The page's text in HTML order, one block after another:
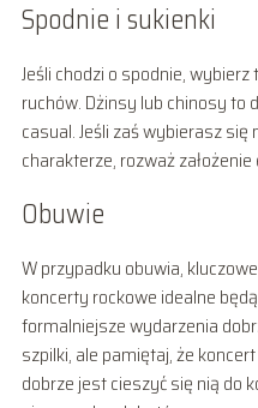
Spodnie i sukienki
Jeśli chodzi o spodnie,
ruchów. Dżinsy lub chinosy
casual. Jeśli zaś wybierasz
charakterze, rozważ
Obuwie
W przypadku obuwia,
koncerty rockowe idealne
formalniejsze wydarzenia
szpilki, ale pamiętaj, że
dobrze jest cieszyć się nią do